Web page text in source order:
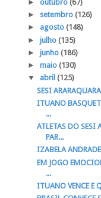
► outubro (67)
► setembro (126)
► agosto (148)
► julho (135)
► junho (186)
► maio (130)
▼ abril (125)
SESI
ITUANO
...
ATLETAS DO SESI
PAR...
IZABELA
EM JOGO
...
ITUANO VENCE E